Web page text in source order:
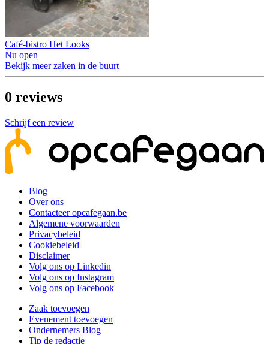
Café-bistro Het Looks
Nu open
Bekijk meer zaken in de buurt
0 reviews
Schrijf een review
Blog
Over ons
Contacteer opcafegaan.be
Algemene voorwaarden
Privacybeleid
Cookiebeleid
Disclaimer
Volg ons op Linkedin
Volg ons op Instagram
Volg ons op Facebook
Zaak toevoegen
Evenement toevoegen
Ondernemers Blog
Tip de redactie